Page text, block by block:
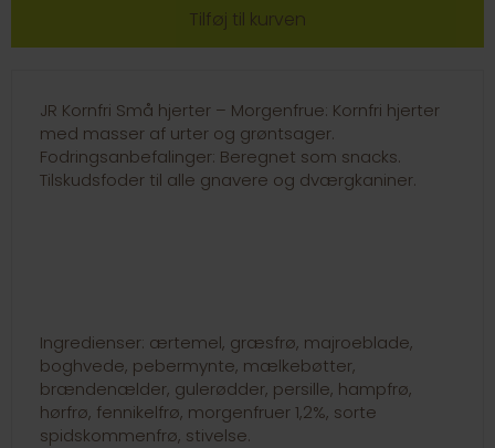
JR Kornfri Små hjerter – Morgenfrue: Kornfri hjerter
med masser af urter og grøntsager.
Fodringsanbefalinger: Beregnet som snacks.
Tilskudsfoder til alle gnavere og dværgkaniner.
Ingredienser: ærtemel, græsfrø, majroeblade,
boghvede, pebermynte, mælkebøtter,
brændenælder, gulerødder, persille, hampfrø,
hørfrø, fennikelfrø, morgenfruer 1,2%, sorte
spidskommenfrø, stivelse.